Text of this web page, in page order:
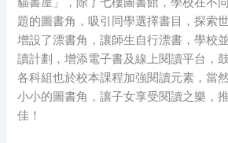
題的圖書角，吸引同學選擇書目，探索
增設了漂書角，讓師生自行漂書，學校
讀計劃，增添電子書及線上閱讀平台，
各科組也於校本課程加強閱讀元素，當
小小的圖書角，讓子女享受閱讀之樂，
佳！